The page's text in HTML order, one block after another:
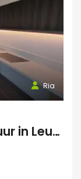
Ria
Luxe studentenstudio te huur in Leuven